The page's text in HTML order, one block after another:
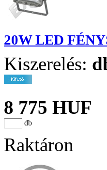
20W LED
Kiszerelés:
8 775 HUF
db
Raktáron